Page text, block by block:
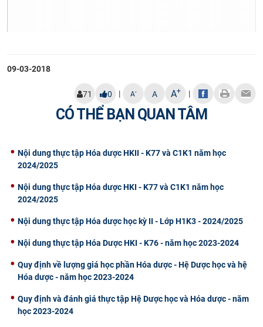
09-03-2018
71 0 | A- A A+ |
CÓ THỂ BẠN QUAN TÂM
Nội dung thực tập Hóa dược HKII - K77 và C1K1 năm học
2024/2025
Nội dung thực tập Hóa dược HKI - K77 và C1K1 năm học
2024/2025
Nội dung thực tập Hóa dược học kỳ II - Lớp H1K3 - 2024/2025
Nội dung thực tập Hóa Dược HKI - K76 - năm học 2023-2024
Quy định về lượng giá học phần Hóa dược - Hệ Dược học và hệ
Hóa dược - năm học 2023-2024
Quy định và đánh giá thực tập Hệ Dược học và Hóa dược - năm
học 2023-2024